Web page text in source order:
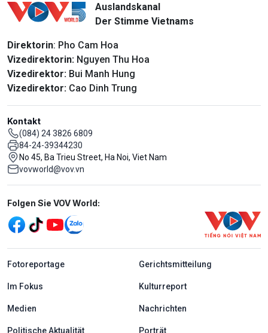
Auslandskanal
Der Stimme Vietnams
Direktorin: Pho Cam Hoa
Vizedirektorin: Nguyen Thu Hoa
Vizedirektor: Bui Manh Hung
Vizedirektor: Cao Dinh Trung
Kontakt
(084) 24 3826 6809
84-24-39344230
No 45, Ba Trieu Street, Ha Noi, Viet Nam
vovworld@vov.vn
Mạng xã hội
Folgen Sie VOV World:
menu footer tiếng Đức
Fotoreportage Gerichtsmitteilung
Im Fokus Kulturreport
Medien Nachrichten
Politische Aktualität Porträt